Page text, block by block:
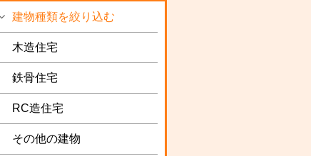
建物種類を絞り込む
木造住宅
鉄骨住宅
RC造住宅
その他の建物